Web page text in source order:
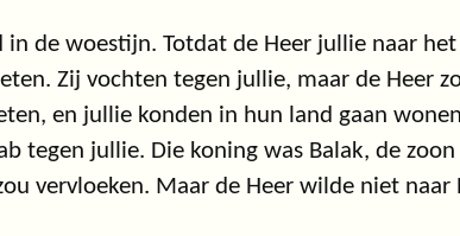
de woestijn. Totdat de Heer jullie naar
Zij vochten tegen jullie, maar de Heer
en jullie konden in hun land gaan
tegen jullie. Die koning was Balak, de
vervloeken. Maar de Heer wilde niet